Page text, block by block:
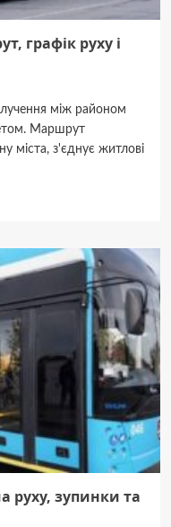
графік руху і
між районом
Маршрут
міста, з'єднує житлові
руху, зупинки та